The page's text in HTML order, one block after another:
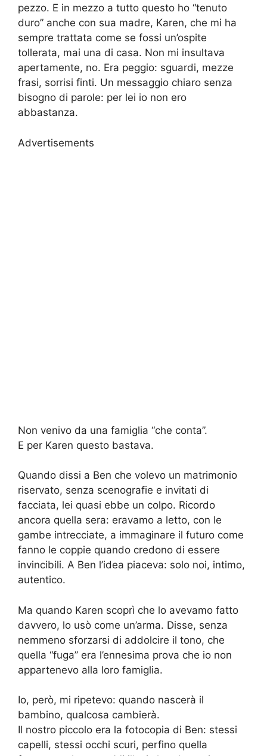
pezzo. E in mezzo a tutto questo ho “tenuto
duro” anche con sua madre, Karen, che mi ha
sempre trattata come se fossi un’ospite
tollerata, mai una di casa. Non mi insultava
apertamente, no. Era peggio: sguardi, mezze
frasi, sorrisi finti. Un messaggio chiaro senza
bisogno di parole: per lei io non ero
abbastanza.
Advertisements
Non venivo da una famiglia “che conta”.
E per Karen questo bastava.
Quando dissi a Ben che volevo un matrimonio
riservato, senza scenografie e invitati di
facciata, lei quasi ebbe un colpo. Ricordo
ancora quella sera: eravamo a letto, con le
gambe intrecciate, a immaginare il futuro come
fanno le coppie quando credono di essere
invincibili. A Ben l’idea piaceva: solo noi, intimo,
autentico.
Ma quando Karen scoprì che lo avevamo fatto
davvero, lo usò come un’arma. Disse, senza
nemmeno sforzarsi di addolcire il tono, che
quella “fuga” era l’ennesima prova che io non
appartenevo alla loro famiglia.
Io, però, mi ripetevo: quando nascerà il
bambino, qualcosa cambierà.
Il nostro piccolo era la fotocopia di Ben: stessi
capelli, stessi occhi scuri, perfino quella